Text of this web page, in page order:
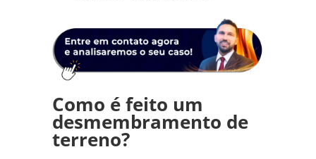
Como é feito um
desmembramento de
terreno?